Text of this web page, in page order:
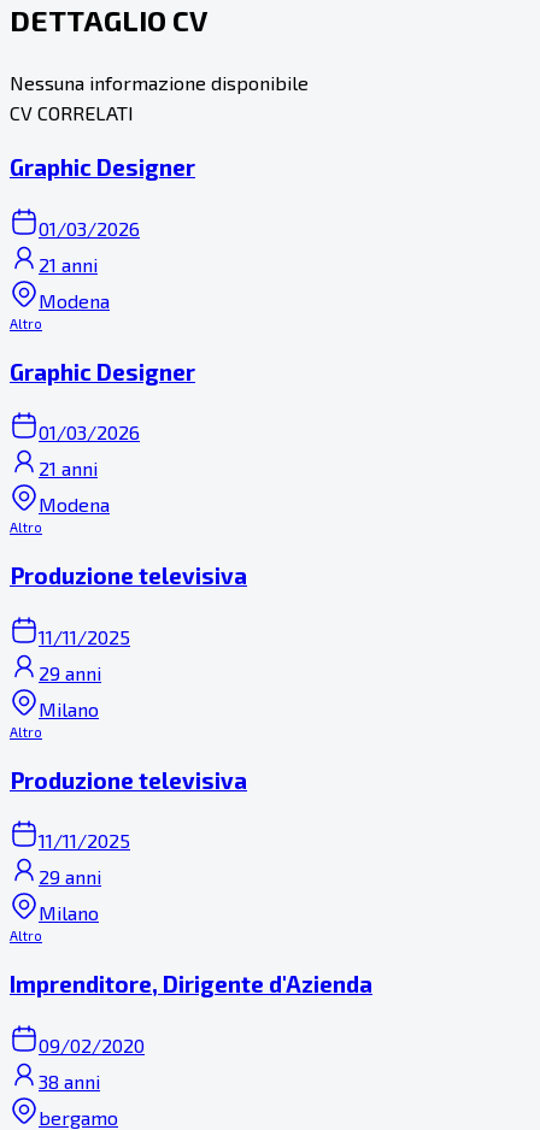
DETTAGLIO CV
Nessuna informazione disponibile
CV CORRELATI
Graphic Designer
01/03/2026
21 anni
Modena
Altro
Graphic Designer
01/03/2026
21 anni
Modena
Altro
Produzione televisiva
11/11/2025
29 anni
Milano
Altro
Produzione televisiva
11/11/2025
29 anni
Milano
Altro
Imprenditore, Dirigente d'Azienda
09/02/2020
38 anni
bergamo